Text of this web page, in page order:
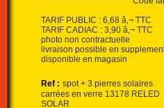
TARIF PUBLIC : 6,68 â‚¬ TTC
TARIF CADIAC : 3,90 â‚¬ TTC
photo non contractuelle
livraison possible en
disponible en magasin
Ref : spot + 3 pierres solaires
carrées en verre 13178 RELED
SOLAR